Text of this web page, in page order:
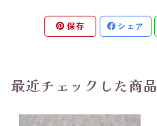
保存 シェア
最近チェックした商品